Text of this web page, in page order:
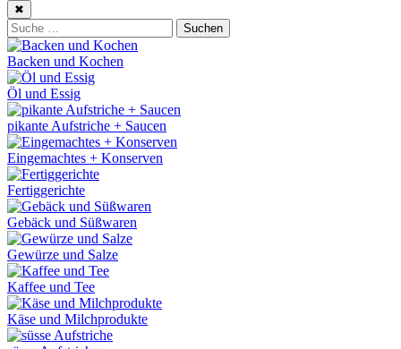
✖
Suche: Suchen
Backen und Kochen
Öl und Essig
pikante Aufstriche + Saucen
Eingemachtes + Konserven
Fertiggerichte
Gebäck und Süßwaren
Gewürze und Salze
Kaffee und Tee
Käse und Milchprodukte